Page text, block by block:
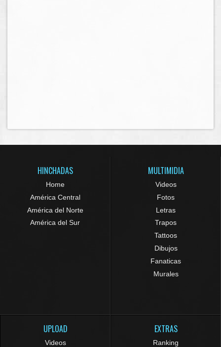
HINCHADAS
Home
América Central
América del Norte
América del Sur
MULTIMIDIA
Videos
Fotos
Letras
Trapos
Tattoos
Dibujos
Fanaticas
Murales
UPLOAD
Videos
EXTRAS
Ranking